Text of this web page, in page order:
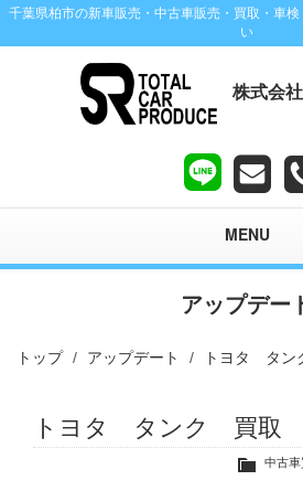
千葉県柏市の新車販売・中古車販売・買取・車
い
株式会
MENU
アップデー
トップ アップデート トヨタ タ
トヨタ タンク 買取
中古車